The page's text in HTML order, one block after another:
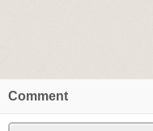
Comment